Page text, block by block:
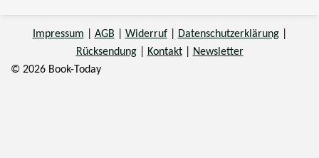
Impressum AGB Widerruf| Datenschutzerklärung|
Rücksendung| Kontakt|
Newsletter
© 2026 Book-Today